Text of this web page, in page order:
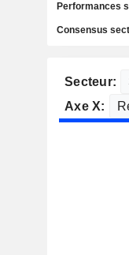
Performances
Consensus
Secteur:
Axe X: